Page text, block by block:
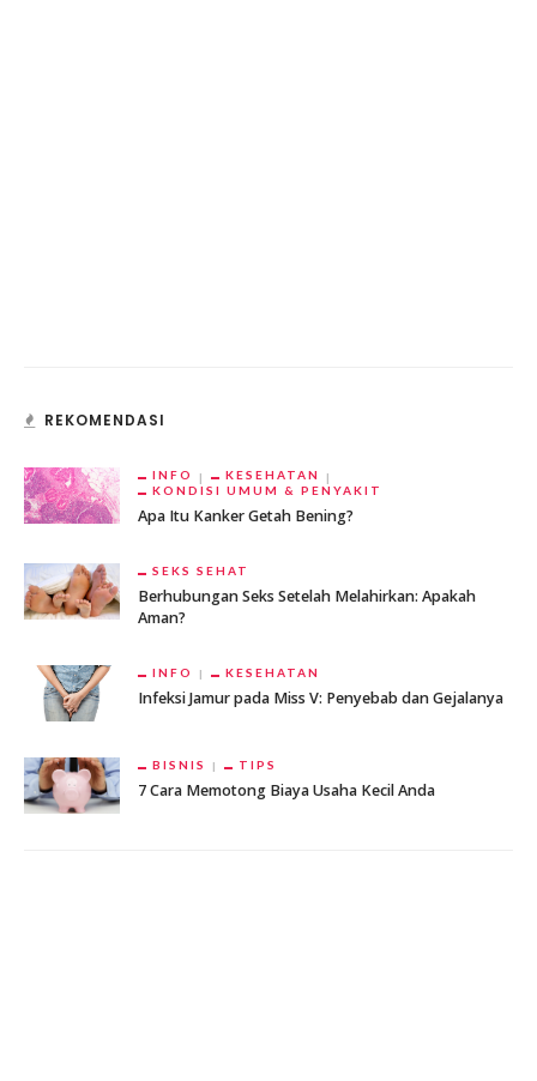
REKOMENDASI
INFO
KESEHATAN
KONDISI UMUM & PENYAKIT
Apa Itu Kanker Getah Bening?
SEKS SEHAT
Berhubungan Seks Setelah Melahirkan: Apakah
Aman?
INFO KESEHATAN
Infeksi Jamur pada Miss V: Penyebab dan Gejalanya
BISNIS TIPS
7 Cara Memotong Biaya Usaha Kecil Anda